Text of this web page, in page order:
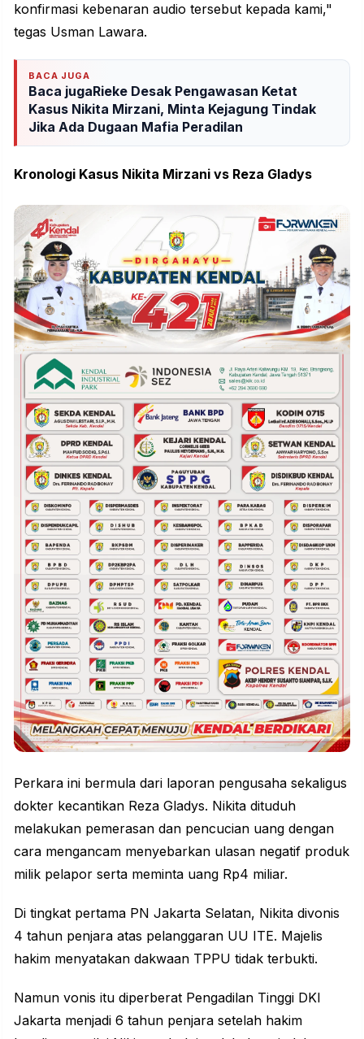
konfirmasi kebenaran audio tersebut kepada kami,"
tegas Usman Lawara.
BACA JUGA
Baca jugaRieke Desak Pengawasan Ketat
Kasus Nikita Mirzani, Minta Kejagung Tindak
Jika Ada Dugaan Mafia Peradilan
Kronologi Kasus Nikita Mirzani vs Reza Gladys
Perkara ini bermula dari laporan pengusaha sekaligus
dokter kecantikan Reza Gladys. Nikita dituduh
melakukan pemerasan dan pencucian uang dengan
cara mengancam menyebarkan ulasan negatif produk
milik pelapor serta meminta uang Rp4 miliar.
Di tingkat pertama PN Jakarta Selatan, Nikita divonis
4 tahun penjara atas pelanggaran UU ITE. Majelis
hakim menyatakan dakwaan TPPU tidak terbukti.
Namun vonis itu diperberat Pengadilan Tinggi DKI
Jakarta menjadi 6 tahun penjara setelah hakim